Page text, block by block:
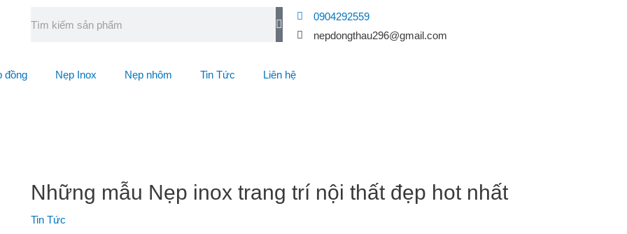
0904292559
nepdongthau296@gmail.com
đồng Nẹp Inox Nẹp nhôm Tin Tức Liên hệ
Những mẫu Nẹp inox trang trí nội thất đẹp hot nhất
Tin Tức